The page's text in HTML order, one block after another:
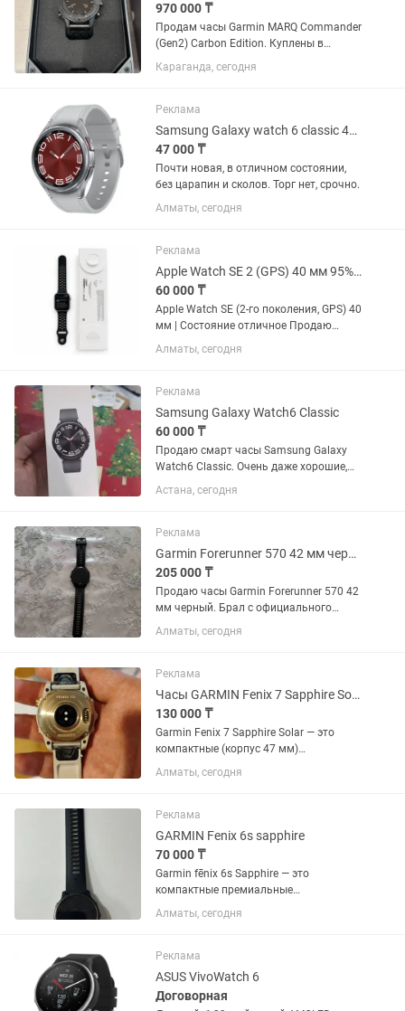
970 000 ₸
Продам часы Garmin MARQ Commander
(Gen2) Carbon Edition. Куплены в
октябре 2025 года у официального
представителя в Казахстане. Гарантия
Состояние хорошее. Полная...
Караганда, сегодня
Реклама
Samsung Galaxy watch 6 classic 43mm
47 000 ₸
Почти новая, в отличном состоянии,
без царапин и сколов. Торг нет, срочно.
Алматы, сегодня
Реклама
Apple Watch SE 2 (GPS) 40 мм 95% АКБ Оригинал
60 000 ₸
Apple Watch SE (2-го поколения, GPS) 40
мм | Состояние отличное Продаю
Apple Watch SE 2-го поколения (GPS), 40
мм, алюминиевый корпус. Часы
без каких-либо...
Алматы, сегодня
Реклама
Samsung Galaxy Watch6 Classic
60 000 ₸
Продаю смарт часы Samsung Galaxy
Watch6 Classic. Очень даже хорошие,
вращающийся безель это вообще
мощь, делает использование в разы
яркий, интерфейс удобный,...
Астана, сегодня
Реклама
Garmin Forerunner 570 42 мм черный
205 000 ₸
Продаю часы Garmin Forerunner 570 42
мм черный. Брал с официального
магазина, имеются документы, чек,
коробка и зарядчик. Цена договорная.
Алматы, сегодня
Реклама
Часы GARMIN Fenix 7 Sapphire Solar
130 000 ₸
Garmin Fenix 7 Sapphire Solar — это
компактные (корпус 47 мм)
мультиспортивные GPS-часы с
прочным дизайном, зарядкой от
Power Sapphire) для продления
времени...
Алматы, сегодня
Реклама
GARMIN Fenix 6s sapphire
70 000 ₸
Garmin fēnix 6s Sapphire — это
компактные премиальные
мультиспортивные смарт-часы,
созданные для профессиональных
базовой версии линейки fēnix 6S эта
модель...
Алматы, сегодня
Реклама
ASUS VivoWatch 6
Договорная